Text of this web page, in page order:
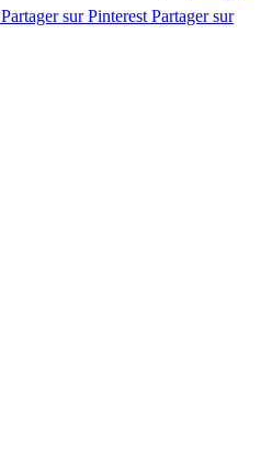
Partager sur Pinterest Partager sur